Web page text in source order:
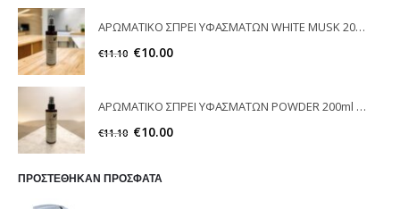
ΑΡΩΜΑΤΙΚΟ ΣΠΡΕΙ ΥΦΑΣΜΑΤΩΝ WHITE MUSK 200ml ELEGANT
€11.10 €10.00
ΑΡΩΜΑΤΙΚΟ ΣΠΡΕΙ ΥΦΑΣΜΑΤΩΝ POWDER 200ml ELEGANT
€11.10 €10.00
ΠΡΟΣΤΕΘΗΚΑΝ ΠΡΟΣΦΑΤΑ